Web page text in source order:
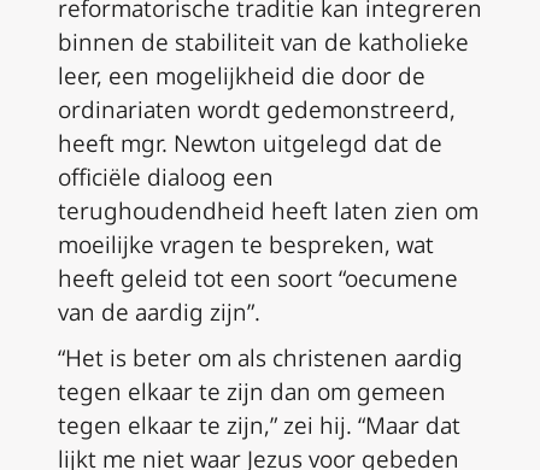
reformatorische traditie kan integreren
binnen de stabiliteit van de katholieke
leer, een mogelijkheid die door de
ordinariaten wordt gedemonstreerd,
heeft mgr. Newton uitgelegd dat de
officiële dialoog een
terughoudendheid heeft laten zien om
moeilijke vragen te bespreken, wat
heeft geleid tot een soort “oecumene
van de aardig zijn”.
“Het is beter om als christenen aardig
tegen elkaar te zijn dan om gemeen
tegen elkaar te zijn,” zei hij. “Maar dat
lijkt me niet waar Jezus voor gebeden